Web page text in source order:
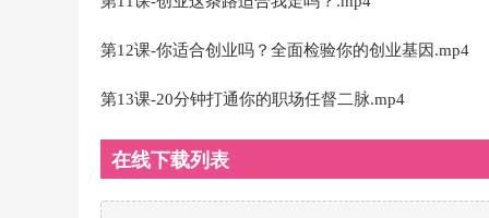
第12课-你适合创业吗？全面检验你的创业基因.mp4
第13课-20分钟打通你的职场任督二脉.mp4
在线下载列表